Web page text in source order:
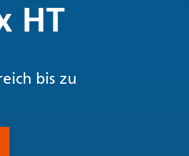
HT
bis zu